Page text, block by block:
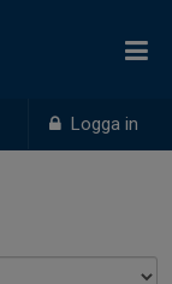
Logga in